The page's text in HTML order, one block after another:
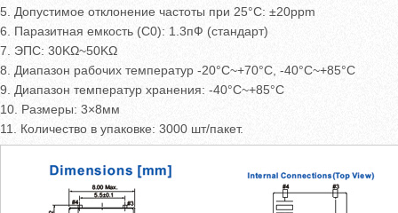
5. Допустимое отклонение частоты при 25°C: ±20ppm
6. Паразитная емкость (C0): 1.3пФ (стандарт)
7. ЭПС: 30KΩ~50KΩ
8. Диапазон рабочих температур -20°C~+70°C, -40°C~+85°C
9. Диапазон температур хранения: -40°C~+85°C
10. Размеры: 3×8мм
11. Количество в упаковке: 3000 шт/пакет.